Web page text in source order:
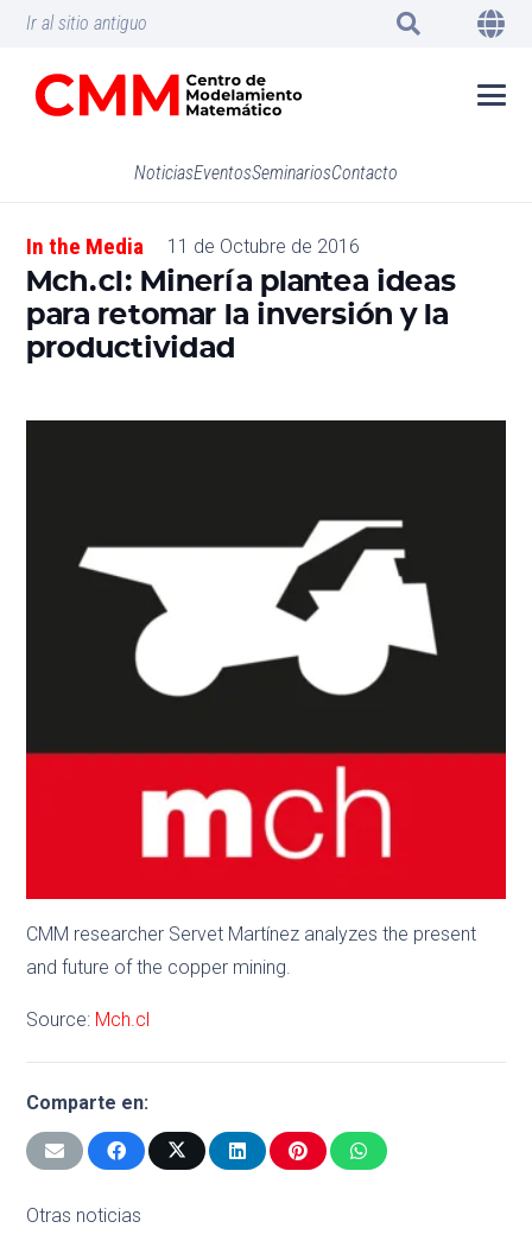
Ir al sitio antiguo
NoticiasEventosSeminariosContacto
In the Media 11 de Octubre de 2016
Mch.cl: Minería plantea ideas
para retomar la inversión y la
productividad
CMM researcher Servet Martínez analyzes the present
and future of the copper mining.
Source: Mch.cl
Comparte en:
Otras noticias